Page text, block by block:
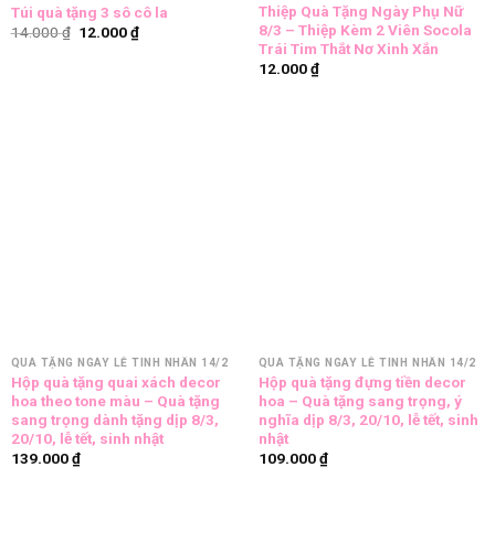
Túi quà tặng 3 sô cô la
14.000₫ Giá
12.000₫Giá
hiện
Thiệp Quà Tặng Ngày Phụ Nữ
8/3 – Thiệp Kèm 2 Viên Socola
Trái Tim Thắt Nơ Xinh Xắn
12.000₫
QUÀ TẶNG NGÀY LỄ TÌNH NHÂN 14/2
Hộp quà tặng quai xách decor
hoa theo tone màu – Quà tặng
sang trọng dành tặng dịp 8/3,
20/10, lễ tết, sinh nhật
139.000₫
QUÀ TẶNG NGÀY LỄ TÌNH NHÂN 14/2
Hộp quà tặng đựng tiền decor
hoa – Quà tặng sang trọng, ý
nghĩa dịp 8/3, 20/10, lễ tết, sinh
nhật
109.000₫